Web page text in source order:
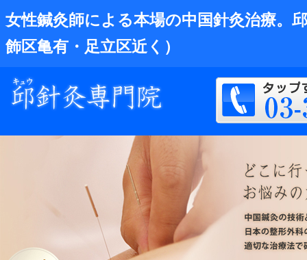
女性鍼灸師による本場の中国針灸治療。
飾区亀有・足立区近く）